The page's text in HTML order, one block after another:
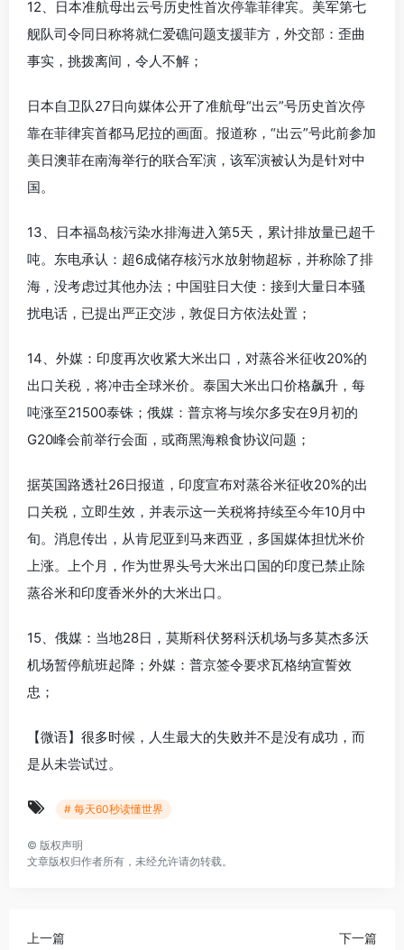
12、日本准航母出云号历史性首次停靠菲律宾。美军第七
舰队司令同日称将就仁爱礁问题支援菲方，外交部：歪曲
事实，挑拨离间，令人不解；
日本自卫队27日向媒体公开了准航母“出云”号历史首次停
靠在菲律宾首都马尼拉的画面。报道称，“出云”号此前参加
美日澳菲在南海举行的联合军演，该军演被认为是针对中
国。
13、日本福岛核污染水排海进入第5天，累计排放量已超千
吨。东电承认：超6成储存核污水放射物超标，并称除了排
海，没考虑过其他办法；中国驻日大使：接到大量日本骚
扰电话，已提出严正交涉，敦促日方依法处置；
14、外媒：印度再次收紧大米出口，对蒸谷米征收20%的
出口关税，将冲击全球米价。泰国大米出口价格飙升，每
吨涨至21500泰铢；俄媒：普京将与埃尔多安在9月初的
G20峰会前举行会面，或商黑海粮食协议问题；
据英国路透社26日报道，印度宣布对蒸谷米征收20%的出
口关税，立即生效，并表示这一关税将持续至今年10月中
旬。消息传出，从肯尼亚到马来西亚，多国媒体担忧米价
上涨。上个月，作为世界头号大米出口国的印度已禁止除
蒸谷米和印度香米外的大米出口。
15、俄媒：当地28日，莫斯科伏努科沃机场与多莫杰多沃
机场暂停航班起降；外媒：普京签令要求瓦格纳宣誓效
忠；
【微语】很多时候，人生最大的失败并不是没有成功，而
是从未尝试过。
# 每天60秒读懂世界
© 版权声明
文章版权归作者所有，未经允许请勿转载。
上一篇 下一篇